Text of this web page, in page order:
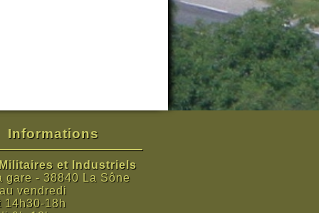
Informations
et Industriels
gare - 38840 La Sône
vendredi
14h30-18h